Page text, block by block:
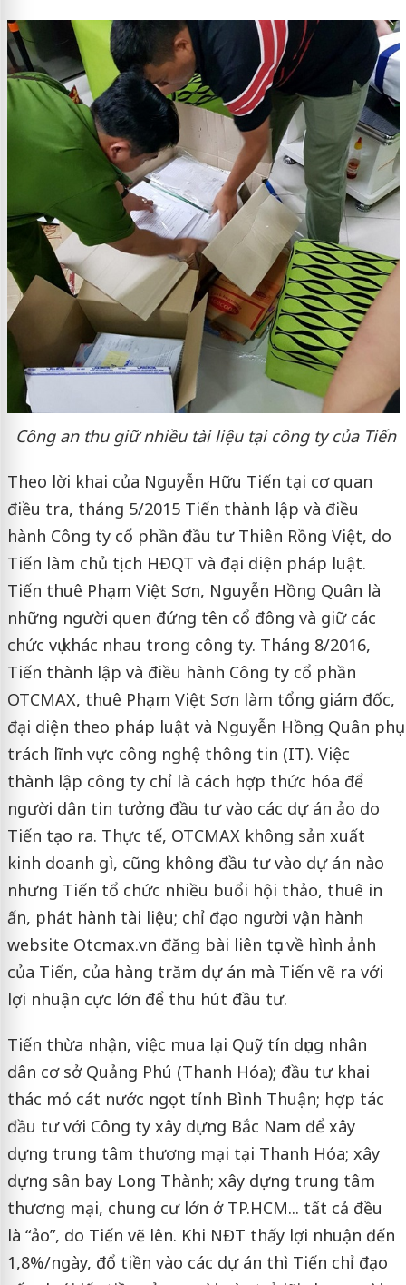
Công an thu giữ nhiều tài liệu tại công ty của Tiến
Theo lời khai của Nguyễn Hữu Tiến tại cơ quan
điều tra, tháng 5/2015 Tiến thành lập và điều
hành Công ty cổ phần đầu tư Thiên Rồng Việt, do
Tiến làm chủ tịch HĐQT và đại diện pháp luật.
Tiến thuê Phạm Việt Sơn, Nguyễn Hồng Quân là
những người quen đứng tên cổ đông và giữ các
chức vụ khác nhau trong công ty. Tháng 8/2016,
Tiến thành lập và điều hành Công ty cổ phần
OTCMAX, thuê Phạm Việt Sơn làm tổng giám đốc,
đại diện theo pháp luật và Nguyễn Hồng Quân phụ
trách lĩnh vực công nghệ thông tin (IT). Việc
thành lập công ty chỉ là cách hợp thức hóa để
người dân tin tưởng đầu tư vào các dự án ảo do
Tiến tạo ra. Thực tế, OTCMAX không sản xuất
kinh doanh gì, cũng không đầu tư vào dự án nào
nhưng Tiến tổ chức nhiều buổi hội thảo, thuê in
ấn, phát hành tài liệu; chỉ đạo người vận hành
website Otcmax.vn đăng bài liên tục về hình ảnh
của Tiến, của hàng trăm dự án mà Tiến vẽ ra với
lợi nhuận cực lớn để thu hút đầu tư.
Tiến thừa nhận, việc mua lại Quỹ tín dụng nhân
dân cơ sở Quảng Phú (Thanh Hóa); đầu tư khai
thác mỏ cát nước ngọt tỉnh Bình Thuận; hợp tác
đầu tư với Công ty xây dựng Bắc Nam để xây
dựng trung tâm thương mại tại Thanh Hóa; xây
dựng sân bay Long Thành; xây dựng trung tâm
thương mại, chung cư lớn ở TP.HCM... tất cả đều
là “ảo”, do Tiến vẽ lên. Khi NĐT thấy lợi nhuận đến
1,8%/ngày, đổ tiền vào các dự án thì Tiến chỉ đạo